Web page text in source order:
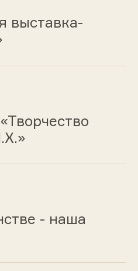
выставка-
- наша